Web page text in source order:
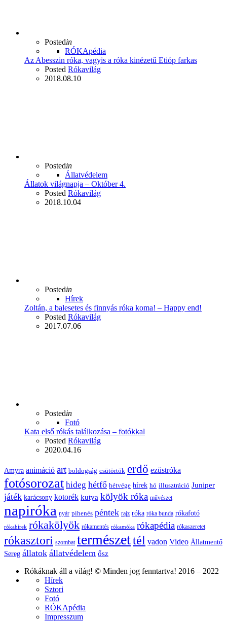
Postedin
RÓKApédia
Az Abesszin róka, vagyis a róka kinézetű Etióp farkas
Posted Rókavilág
2018.08.10
Postedin
Állatvédelem
Állatok világnapja – Október 4.
Posted Rókavilág
2018.10.04
Postedin
Hírek
Zoltán, a balesetes és finnyás róka koma! – Happy end!
Posted Rókavilág
2017.07.06
Postedin
Fotó
Kata első rókás találkozása – fotókkal
Posted Rókavilág
2020.04.16
Amyra animáció art boldogság csütörtök erdő ezüstróka
fotósorozat hideg hétfő hétvége hírek hó illusztráció Juniper
játék karácsony kotorék kutya kölyök róka művészet
napiróka nyár pihenés péntek rajz róka róka bunda rókafotó
rókahírek rókakölyök rókamentés rókamóka rókapédia rókaszeretet
rókasztori szombat természettél vadon Video Állatmentő
Sereg állatok állatvédelem ősz
Rókáknak áll a világ! © Minden jog fenntartva! 2016 – 2022
Hírek
Sztori
Fotó
RÓKApédia
Impresszum